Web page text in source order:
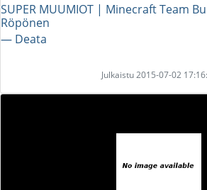
SUPER MUUMIOT | Minecraft Team
Röpönen
― Deata
Julkaistu 2015-07-02